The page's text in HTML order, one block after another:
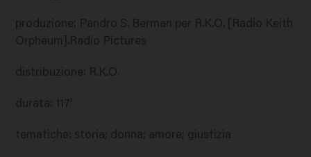
produzione: Pandro S. Berman per R.K.O. [Radio Keith
Orpheum].Radio Pictures
distribuzione: R.K.O.
durata: 117'
tematiche: storia; donna; amore; giustizia